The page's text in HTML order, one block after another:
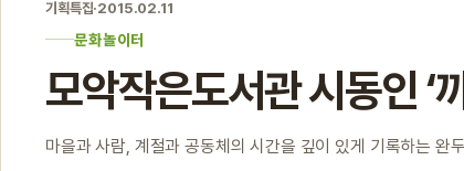
기획특집·2015.02.11
문화놀이터
모악작은도서관 시동인 ‘
마을과 사람, 계절과 공동체의 시간을 깊이 있게 기록하는 완